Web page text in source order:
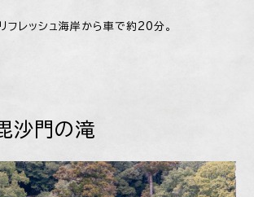
レッシュ海岸から車で約20分。
沙門の滝